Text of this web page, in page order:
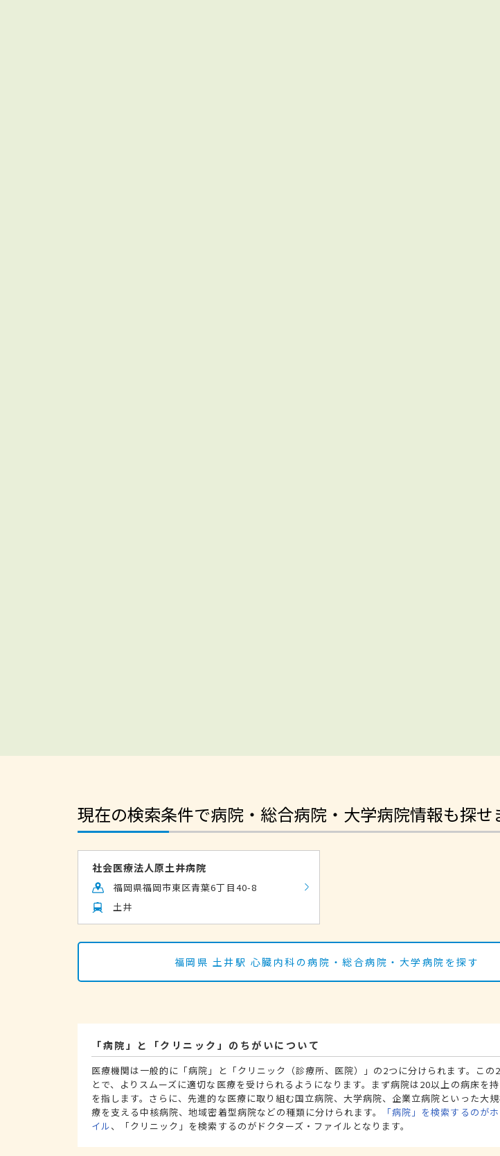
現在の検索条件で病院・総合病院・大学病院情報も探せ
社会医療法人原土井病院
福岡県福岡市東区青葉6丁目40-8
土井
福岡県 土井駅 心臓内科の病院・総合病院・大学病院を探す
「病院」と「クリニック」のちがいについて
医療機関は一般的に「病院」と「クリニック（診療所、医院）」の2つに分けられます。この
とで、よりスムーズに適切な医療を受けられるようになります。まず病院は20以上の病床を
を指します。さらに、先進的な医療に取り組む国立病院、大学病院、企業立病院といった大
療を支える中核病院、地域密着型病院などの種類に分けられます。
「病院」を検索するのが
イル、「クリニック」を検索するのがドクターズ・ファイルとなります。